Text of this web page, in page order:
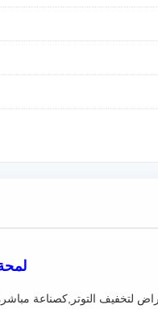
لتخفيف التوتر,كصناعة